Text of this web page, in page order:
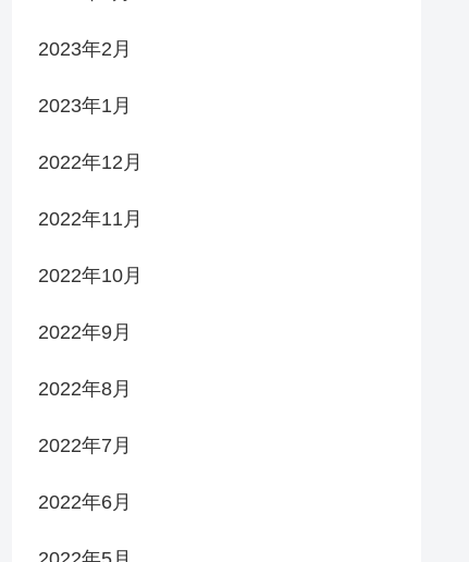
2023年2月
2023年1月
2022年12月
2022年11月
2022年10月
2022年9月
2022年8月
2022年7月
2022年6月